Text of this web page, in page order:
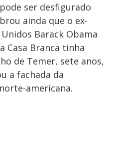
ser desfigurado
ainda que o ex-
Barack Obama
Casa Branca tinha
de Temer, sete anos,
a fachada da
americana.